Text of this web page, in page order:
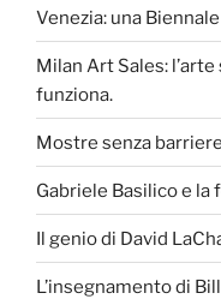
Venezia: una
Milan Art Sales:
funziona.
Mostre senza barriere
Gabriele Basilico e
Il genio di David
L’insegnamento di